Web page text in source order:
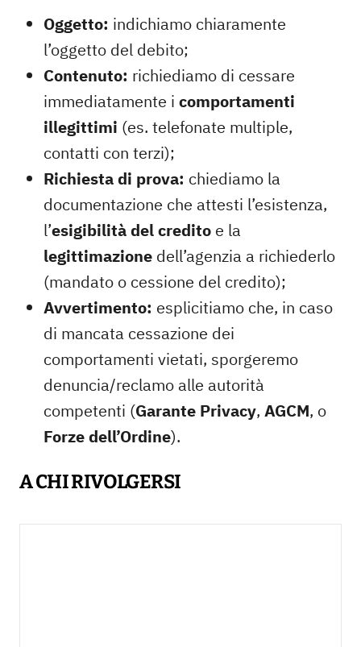
Oggetto: indichiamo chiaramente
l’oggetto del debito;
Contenuto: richiediamo di cessare
immediatamente i comportamenti
illegittimi (es. telefonate multiple,
contatti con terzi);
Richiesta di prova: chiediamo la
documentazione che attesti l’esistenza,
l’esigibilità del credito e la
legittimazione dell’agenzia a richiederlo
(mandato o cessione del credito);
Avvertimento: esplicitiamo che, in caso
di mancata cessazione dei
comportamenti vietati, sporgeremo
denuncia/reclamo alle autorità
competenti (Garante Privacy, AGCM, o
Forze dell’Ordine).
A CHI RIVOLGERSI